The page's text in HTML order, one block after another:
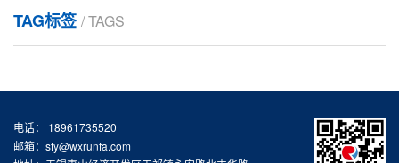
决您的问题？有的，同步带轮齿形加工还可以用铣床制造。铣床：铣床
（millingmachine）是一种主要用于金属切削的机床，于...
16模数大齿轮（6）精密铸齿：可以大批量加工廉价小齿轮（7）磨齿机
磨齿：可以...
精密齿轮磨齿加工流程
TAG标签/ TAGS
电话： 18961735520
邮箱：sfy@wxrunfa.com